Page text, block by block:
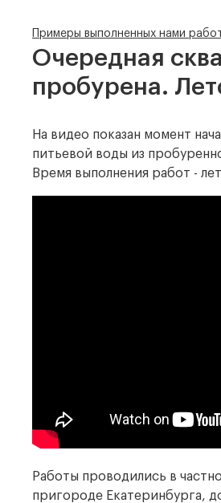
Примеры выполненных нами
Очередная
пробурена.
На видео показан момент
питьевой воды из
Время выполнения работ -
Работы проводились в
пригороде Екатеринбурга,